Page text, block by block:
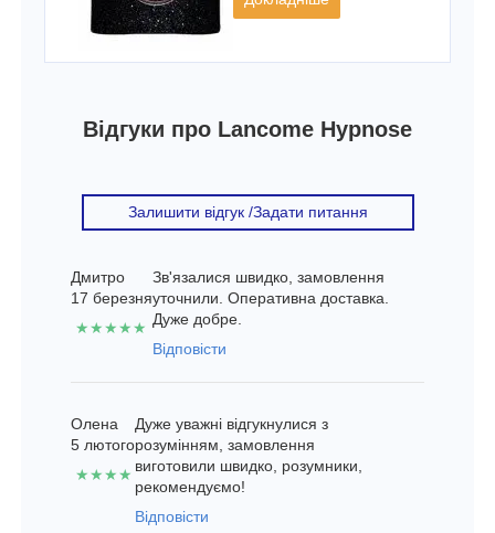
Відгуки про Lancome Hypnose
Залишити відгук /Задати питання
Дмитро
17 березня
★★★★★
Зв'язалися швидко, замовлення
уточнили. Оперативна доставка.
Дуже добре.
Відповісти
Олена
5 лютого
★★★★
Дуже уважні відгукнулися з
розумінням, замовлення
виготовили швидко, розумники,
рекомендуємо!
Відповісти